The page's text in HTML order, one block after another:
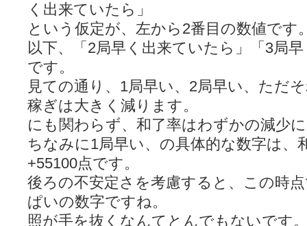
く出来ていたら」
という仮定が、左から2番目の数値です
以下、「2局早く出来ていたら」「3局
です。
見ての通り、1局早い、2局早い、ただ
稼ぎは大きく減ります。
にも関わらず、和了率はわずかの減少
ちなみに1局早い、の具体的な数字は、
+55100点です。
後ろの不安定さを考慮すると、この時
ぱいの数字ですね。
照が手を抜くなんてとんでもないです